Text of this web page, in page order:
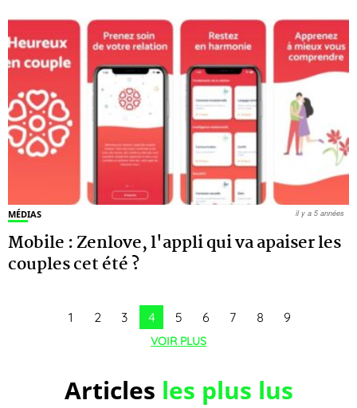
MÉDIAS
Mobile : Zenlove, l'appli qui va apaiser les
couples cet été ?
il y a 5 années
1 2 3 4 5 6 7 8 9
VOIR PLUS
Articles les plus lus